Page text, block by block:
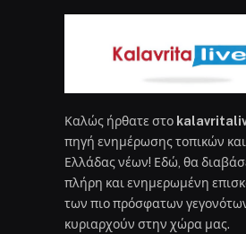
Καλώς ήρθατε στο
πηγή ενημέρωσης τοπικών
Ελλάδας νέων! Εδώ, θα
πλήρη και ενημερωμένη
των πιο πρόσφατων
κυριαρχούν στην χώρα μας.